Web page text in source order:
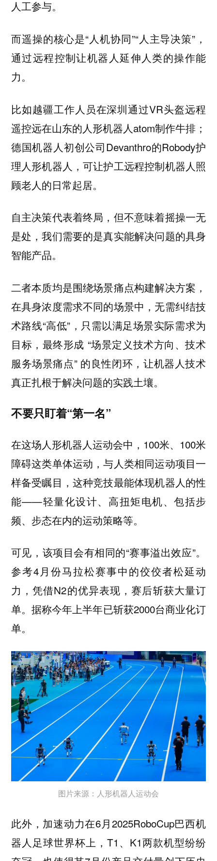
人工参与。
而遥操的核心是“人机协同”“人主导决策”，
通过远程控制让机器人延伸人类的操作能
力。
比如越疆工作人员在深圳通过VR头盔远程
遥控远在山东的人形机器人atom制作牛排；
德国机器人初创公司Devanthro的Robody护
理人形机器人，可让护工远程控制机器人照
顾老人的日常起居。
自主决策代表着终局，但不意味着摇操一无
是处，我们需要的是真实能解决问题的具身
智能产品。
二者本质均是围绕场景痛点构建解决方案，
在具身浓度需求不同的场景中，无需纠结技
术路线“高低”，只需以满足场景实际需求为
目标，最终形成 “场景定义技术方向、技术
服务场景痛点” 的良性闭环，让机器人技术
真正扎根于解决问题的实践土壤。
不要只盯着“第一名”
在这场人形机器人运动会中，100米、100米
障碍这类单体运动，与人类相同运动项目一
样备受瞩目，这种竞技最能体现机器人的性
能——轻量化设计、高扭矩电机、包括步
频、步态在内的运动策略等。
可见，该项目会有相同的“赛事溢出效应”。
参考4月份马拉松赛事中的佼佼者松延动
力，凭借N2的优异表现，赛后斩获大量订
单。据称今年上半年已斩获2000台商业化订
单。
图片来源：人形机器人运动会
此外，加速动力在6月2025RoboCup巴西机
器人足球世界杯上，T1、K1两款机型纷纷